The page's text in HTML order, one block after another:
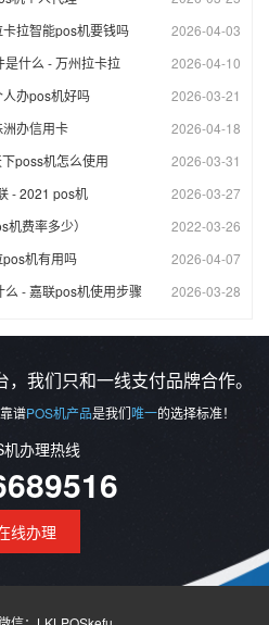
2026-04-03
拉智能pos机要钱吗
2026-04-10
什么 - 万州拉卡拉
2026-03-21
办pos机好吗
2026-04-18
办信用卡
2026-03-31
poss机怎么使用
2026-03-27
- 2021 pos机
2022-03-26
费率多少）
2026-04-07
机有用吗
2026-03-28
- 嘉联pos机使用步骤
我们只和一线支付品牌合作。
谱POS机产品是我们唯一的选择标准！
机办理热线
线办理